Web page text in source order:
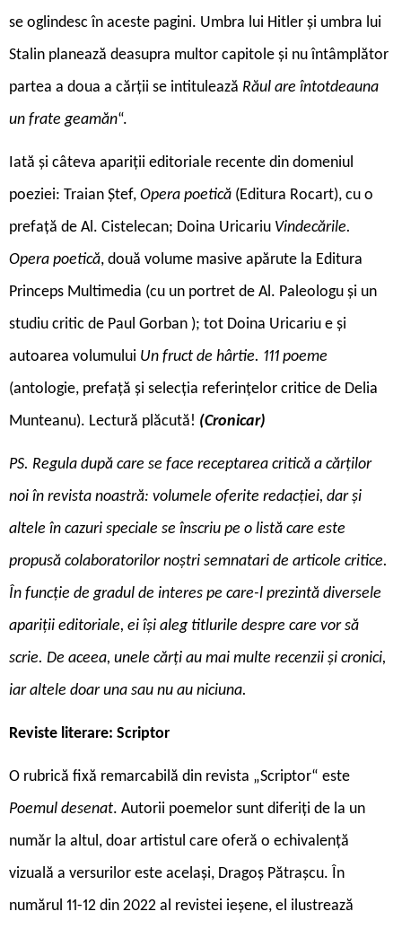
se oglindesc în aceste pagini. Umbra lui Hitler și umbra lui
Stalin planează deasupra multor capitole și nu întâmplător
partea a doua a cărții se intitulează Răul are întotdeauna
un frate geamăn“.
Iată și câteva apariții editoriale recente din domeniul
poeziei: Traian Ștef, Opera poetică (Editura Rocart), cu o
prefață de Al. Cistelecan; Doina Uricariu Vindecările.
Opera poetică, două volume masive apărute la Editura
Princeps Multimedia (cu un portret de Al. Paleologu și un
studiu critic de Paul Gorban ); tot Doina Uricariu e și
autoarea volumului Un fruct de hârtie. 111 poeme
(antologie, prefață și selecția referințelor critice de Delia
Munteanu). Lectură plăcută! (Cronicar)
PS. Regula după care se face receptarea critică a cărților
noi în revista noastră: volumele oferite redacției, dar și
altele în cazuri speciale se înscriu pe o listă care este
propusă colaboratorilor noștri semnatari de articole critice.
În funcție de gradul de interes pe care-l prezintă diversele
apariții editoriale, ei își aleg titlurile despre care vor să
scrie. De aceea, unele cărți au mai multe recenzii și cronici,
iar altele doar una sau nu au niciuna.
Reviste literare: Scriptor
O rubrică fixă remarcabilă din revista „Scriptor“ este
Poemul desenat. Autorii poemelor sunt diferiți de la un
număr la altul, doar artistul care oferă o echivalență
vizuală a versurilor este același, Dragoș Pătrașcu. În
numărul 11-12 din 2022 al revistei ieșene, el ilustrează